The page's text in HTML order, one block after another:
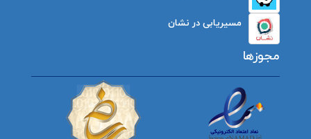
مسیریابی در نشان
مجوزها